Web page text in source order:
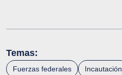
Temas:
Fuerzas federales Incautación